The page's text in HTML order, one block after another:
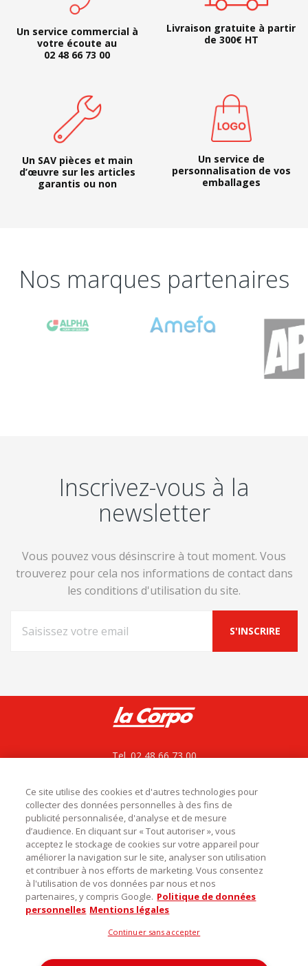
Un service commercial à
votre écoute au
02 48 66 73 00
Livraison gratuite à partir
de 300€ HT
Un SAV pièces et main
d’œuvre sur les articles
garantis ou non
Un service de
personnalisation de vos
emballages
Nos marques partenaires
Inscrivez-vous à la
newsletter
Vous pouvez vous désinscrire à tout moment. Vous
trouverez pour cela nos informations de contact dans
les conditions d'utilisation du site.
Tel. 02 48 66 73 00
18570 Le Subdray
service.commercial@labovida.com
Catégories
Infos utiles
Découvrez notre magasin
Ce site utilise des cookies et d'autres technologies pour
collecter des données personnelles à des fins de
publicité personnalisée, d'analyse et de mesure
d’audience. En cliquant sur « Tout autoriser », vous
acceptez le stockage de cookies sur votre appareil pour
améliorer la navigation sur le site, analyser son utilisation
et contribuer à nos efforts de marketing. Vous consentez
à l'utilisation de vos données par nous et nos
partenaires, y compris Google. Politique de données
personnelles Mentions légales
Continuer sans accepter